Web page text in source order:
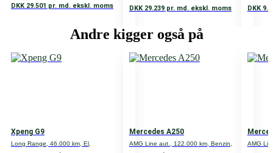
Gear type
HK
DKK 29.501 pr. md. ekskl. moms DKK 29.239 pr. md. ekskl. moms DKK
Andre kigger også på
Xpeng G9
Long Range, 46.000 km, El,
Mercedes A250
AMG Line aut., 122.000 km, Benzin,
AMG